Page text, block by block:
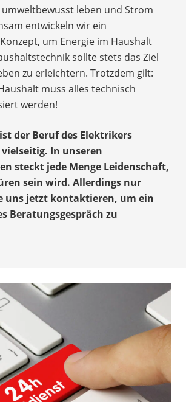
leben und Strom
entwickeln wir ein
um Energie im Haushalt
sollte stets das Ziel
zu erleichtern. Trotzdem gilt:
muss alles technisch
werden!
der Beruf des Elektrikers
In unseren
steckt jede Menge Leidenschaft,
sein wird. Allerdings nur
uns jetzt kontaktieren, um ein
Beratungsgespräch zu